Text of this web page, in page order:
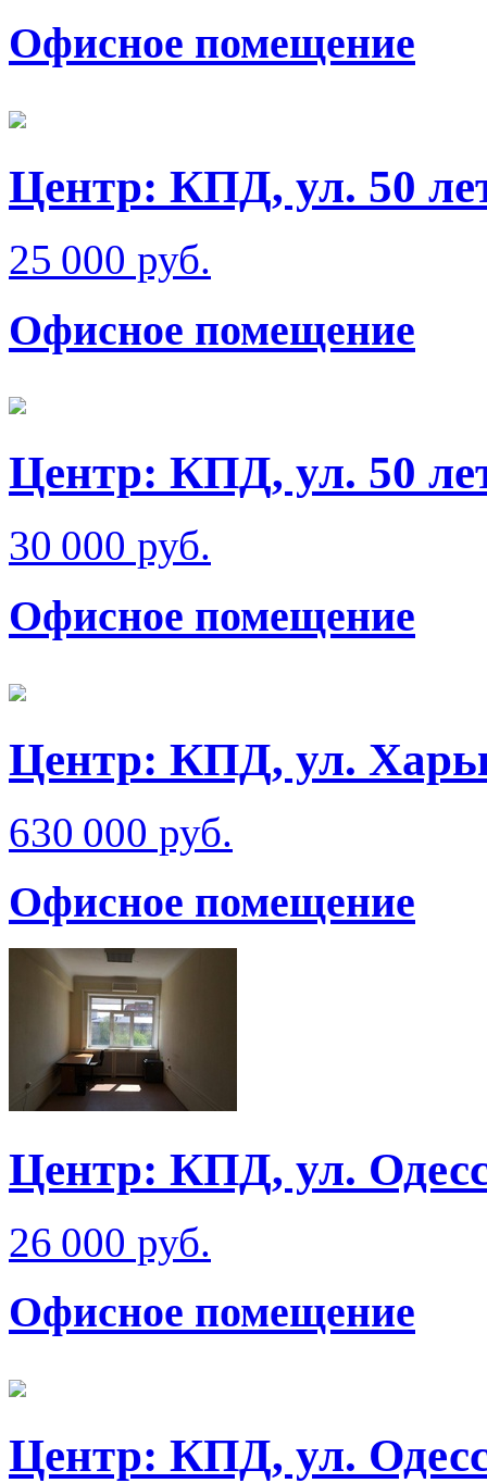
Офисное помещение
Центр: КПД, ул. 50
25 000 руб.
Офисное помещение
Центр: КПД, ул. 50
30 000 руб.
Офисное помещение
Центр: КПД, ул.
630 000 руб.
Офисное помещение
Центр: КПД, ул.
26 000 руб.
Офисное помещение
Центр: КПД, ул.